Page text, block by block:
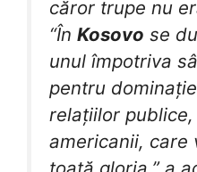
căror trupe nu
“În Kosovo se
unul împotriva
pentru
relațiilor
americanii, care